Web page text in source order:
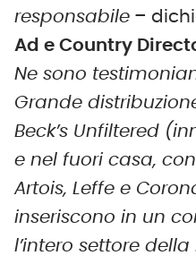
responsabile –
Ad e Country
Ne sono
Grande
Beck’s Unfiltered
e nel fuori casa,
Artois, Leffe e
inseriscono in un
l’intero settore